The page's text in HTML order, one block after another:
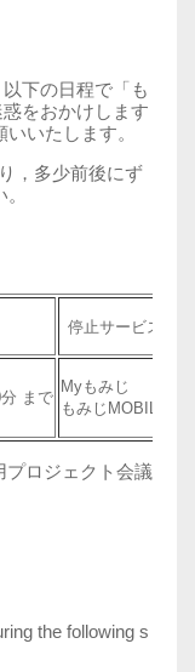
以下の日程で「も
をおかけします
いたします。
，多少前後にず
停止サービス
分 まで
Myもみじ
もみじ MOBILE
ロジェクト会議
the following s